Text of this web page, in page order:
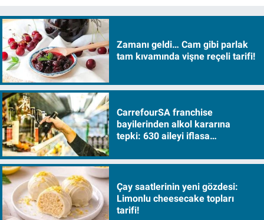
Zamanı geldi… Cam gibi parlak
tam kıvamında vişne reçeli tarifi!
CarrefourSA franchise
bayilerinden alkol kararına
tepki: 630 aileyi iflasa
Çay saatlerinin yeni gözdesi:
Limonlu cheesecake topları
tarifi!